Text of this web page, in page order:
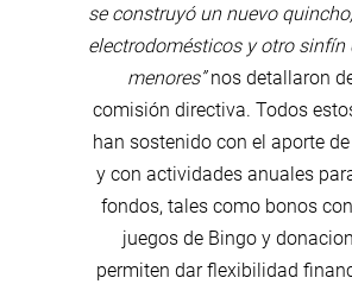
se construyó un nuevo
electrodomésticos y otro sinfín
menores”nos detallaron
comisión directiva. Todos
han sostenido con el aporte
y con actividades anuales
fondos, tales como bonos
juegos de Bingo y
permiten dar flexibilidad